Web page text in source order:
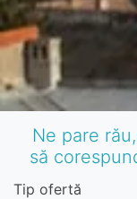
Ne pare
să
Tip ofertă